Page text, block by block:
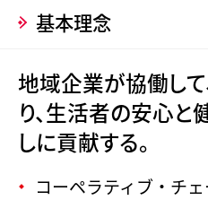
基本理念
地域企業が協働し
り、生活者の安心と
しに貢献する。
コーペラティブ・チ